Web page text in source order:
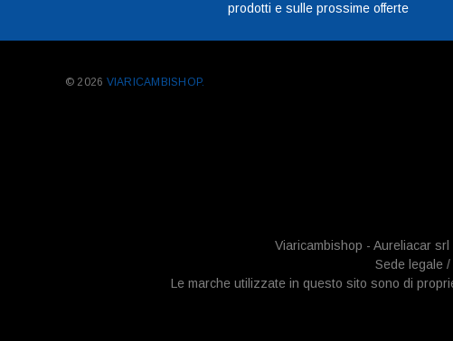
prodotti e sulle prossime offerte
© 2026 VIARICAMBISHOP.
Viaricambishop - Aureliacar
Sede legale
Le marche utilizzate in questo sito sono di